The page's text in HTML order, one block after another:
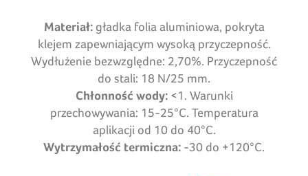
Materiał:gładka folia aluminiowa, pokryta
klejem zapewniającym wysoką przyczepność.
Wydłużenie bezwzględne: 2,70%. Przyczepność
do stali: 18 N/25 mm.
Chłonność wody:<1. Warunki
przechowywania: 15-25°C. Temperatura
aplikacji od 10 do 40°C.
Wytrzymałość termiczna: -30 do +120°C.